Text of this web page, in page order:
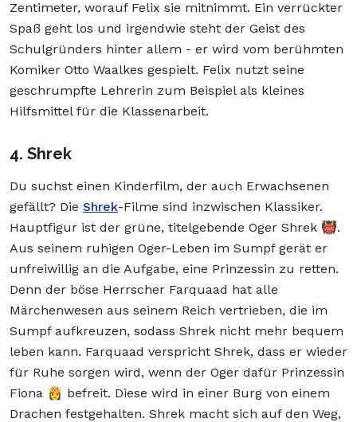
Zentimeter, worauf Felix sie mitnimmt. Ein verrückter
Spaß geht los und irgendwie steht der Geist des
Schulgründers hinter allem - er wird vom berühmten
Komiker Otto Waalkes gespielt. Felix nutzt seine
geschrumpfte Lehrerin zum Beispiel als kleines
Hilfsmittel für die Klassenarbeit.
4. Shrek
Du suchst einen Kinderfilm, der auch Erwachsenen
gefällt? Die Shrek-Filme sind inzwischen Klassiker.
Hauptfigur ist der grüne, titelgebende Oger Shrek 👹.
Aus seinem ruhigen Oger-Leben im Sumpf gerät er
unfreiwillig an die Aufgabe, eine Prinzessin zu retten.
Denn der böse Herrscher Farquaad hat alle
Märchenwesen aus seinem Reich vertrieben, die im
Sumpf aufkreuzen, sodass Shrek nicht mehr bequem
leben kann. Farquaad verspricht Shrek, dass er wieder
für Ruhe sorgen wird, wenn der Oger dafür Prinzessin
Fiona 👸 befreit. Diese wird in einer Burg von einem
Drachen festgehalten. Shrek macht sich auf den Weg,